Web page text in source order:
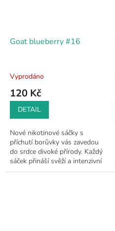
Goat blueberry #16
Vyprodáno
120 Kč
DETAIL
Nové nikotinové sáčky s
příchutí borůvky vás zavedou
do srdce divoké přírody. Každý
sáček přináší svěží a intenzivní
chuť čerstvých borůvek, které